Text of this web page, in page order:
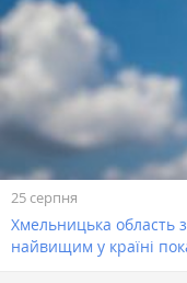
25 серпня
Хмельницька область
найвищим у країні